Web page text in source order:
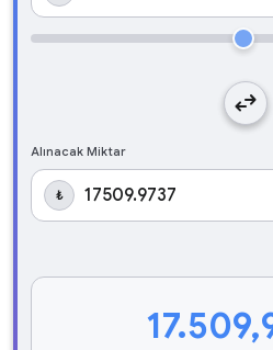
swap_horiz
Alınacak Miktar
₺